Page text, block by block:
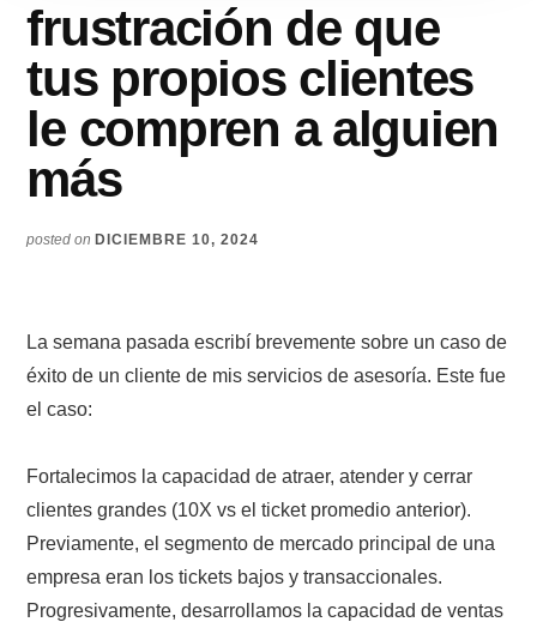
frustración de que
tus propios clientes
le compren a alguien
más
posted on DICIEMBRE 10, 2024
La semana pasada escribí brevemente sobre un caso de
éxito de un cliente de mis servicios de asesoría. Este fue
el caso:
Fortalecimos la capacidad de atraer, atender y cerrar
clientes grandes (10X vs el ticket promedio anterior).
Previamente, el segmento de mercado principal de una
empresa eran los tickets bajos y transaccionales.
Progresivamente, desarrollamos la capacidad de ventas